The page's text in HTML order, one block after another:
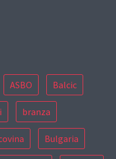
ASBO Balcic
branza
Bulgaria